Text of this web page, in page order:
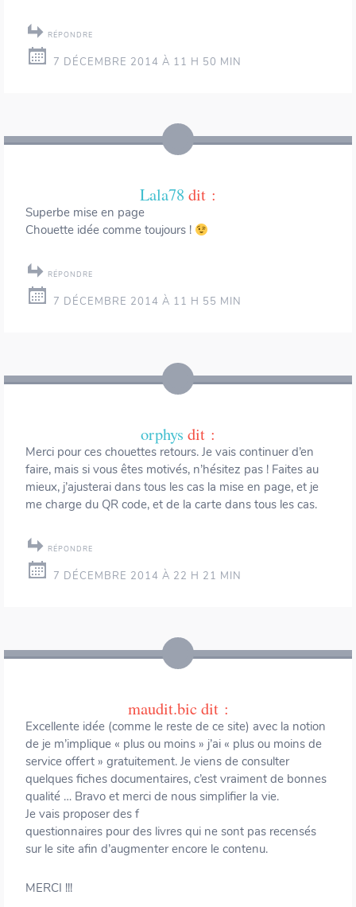
RÉPONDRE
7 DÉCEMBRE 2014 À 11 H 50 MIN
Lala78 dit :
Superbe mise en page
Chouette idée comme toujours !
RÉPONDRE
7 DÉCEMBRE 2014 À 11 H 55 MIN
orphys dit :
Merci pour ces chouettes retours. Je vais continuer d’en
faire, mais si vous êtes motivés, n’hésitez pas ! Faites au
mieux, j’ajusterai dans tous les cas la mise en page, et je
me charge du QR code, et de la carte dans tous les cas.
RÉPONDRE
7 DÉCEMBRE 2014 À 22 H 21 MIN
maudit.bic dit :
Excellente idée (comme le reste de ce site) avec la notion
de je m’implique « plus ou moins » j’ai « plus ou moins de
service offert » gratuitement. Je viens de consulter
quelques fiches documentaires, c’est vraiment de bonnes
qualité … Bravo et merci de nous simplifier la vie.
Je vais proposer des f
questionnaires pour des livres qui ne sont pas recensés
sur le site afin d’augmenter encore le contenu.
MERCI !!!